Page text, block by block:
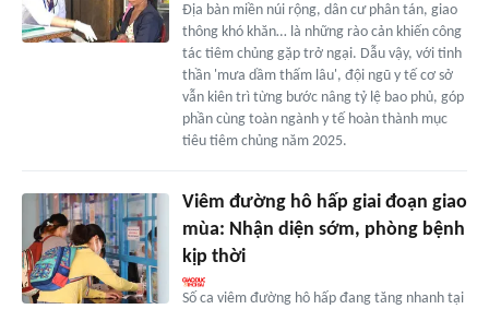
Địa bàn miền núi rộng, dân cư phân tán, giao
thông khó khăn… là những rào cản khiến công
tác tiêm chủng gặp trở ngại. Dẫu vậy, với tinh
thần 'mưa dầm thấm lâu', đội ngũ y tế cơ sở
vẫn kiên trì từng bước nâng tỷ lệ bao phủ, góp
phần cùng toàn ngành y tế hoàn thành mục
tiêu tiêm chủng năm 2025.
Viêm đường hô hấp giai đoạn giao
mùa: Nhận diện sớm, phòng bệnh
kịp thời
Số ca viêm đường hô hấp đang tăng nhanh tại